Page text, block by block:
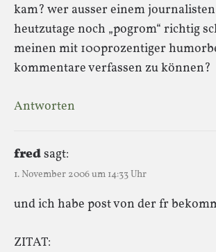
kam? wer ausser einem
heutzutage noch „pogrom“ richtig
meinen mit 100prozentiger
kommentare verfassen zu können?
Antworten
fredsagt:
1. November 2006 um 14:33 Uhr
und ich habe post von der fr
ZITAT: